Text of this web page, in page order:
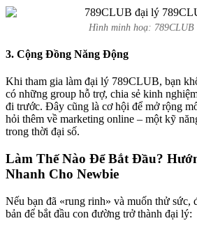
Hình minh hoạ: 789CLUB
3. Cộng Đồng Năng Động
Khi tham gia làm đại lý 789CLUB, bạn
có những group hỗ trợ, chia sẻ kinh
đi trước. Đây cũng là cơ hội để mở rộng
hỏi thêm về marketing online – một kỹ
trong thời đại số.
Làm Thế Nào Để Bắt Đầu?
Nhanh Cho Newbie
Nếu bạn đã «rung rinh» và muốn thử sức,
bản để bắt đầu con đường trở thành đại lý: